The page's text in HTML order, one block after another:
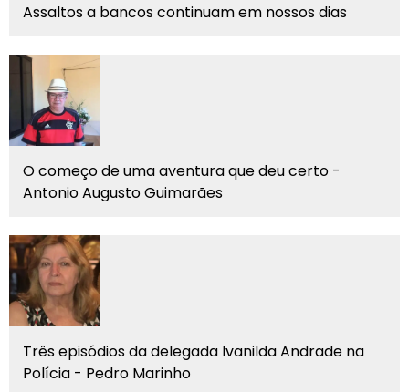
Assaltos a bancos continuam em nossos dias
O começo de uma aventura que deu certo -
Antonio Augusto Guimarães
Três episódios da delegada Ivanilda Andrade na
Polícia - Pedro Marinho